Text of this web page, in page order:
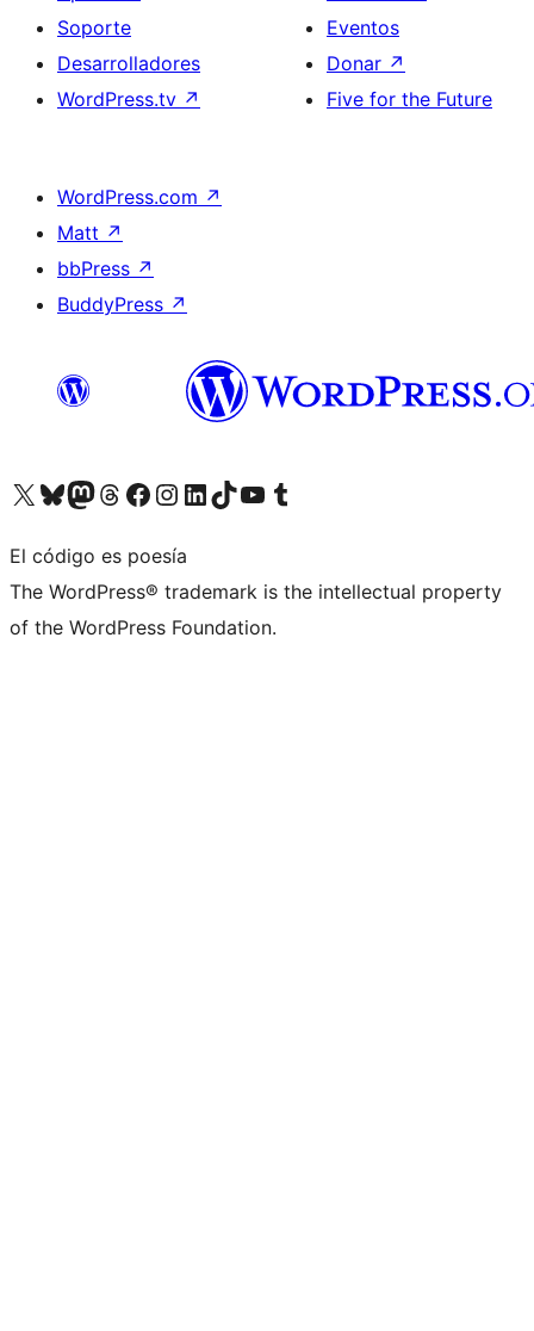
Soporte
Desarrolladores
WordPress.tv ↗
Eventos
Donar ↗
Five for the Future
WordPress.com ↗
Matt ↗
bbPress ↗
BuddyPress ↗
Visita nuestra cuenta de X (anteriormente Twitter)
Visita nuestra cuenta de Bluesky
Visita nuestra cuenta de Mastodon
Visita nuestra cuenta de Threads
Visita nuestra página de Facebook
Visita nuestra cuenta de Instagram
Visita nuestra cuenta de LinkedIn
Visita nuestra cuenta de TikTok
Visita nuestro canal de YouTube
Visita nuestra cuenta de Tumblr
El código es poesía
The WordPress® trademark is the intellectual property
of the WordPress Foundation.